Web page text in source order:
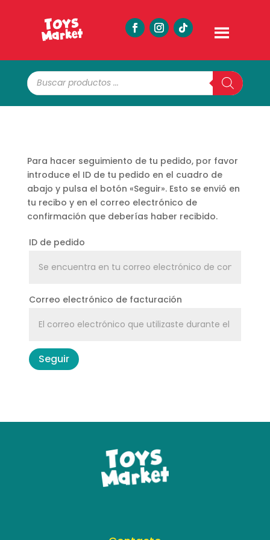
Búsqueda
de
productos
Para hacer seguimiento de tu pedido, por favor
introduce el ID de tu pedido en el cuadro de
abajo y pulsa el botón «Seguir». Esto se envió en
tu recibo y en el correo electrónico de
confirmación que deberías haber recibido.
ID de pedido
Correo electrónico de facturación
Seguir